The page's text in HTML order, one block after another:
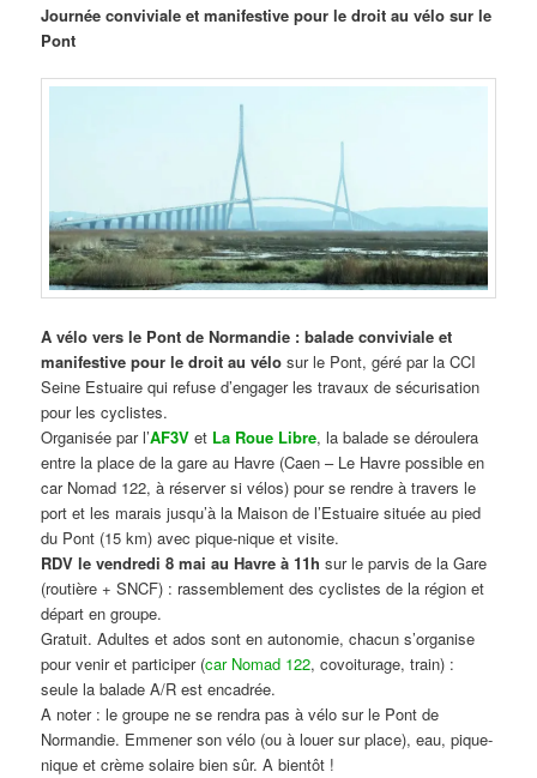
Journée conviviale et manifestive pour le droit au vélo sur le
Pont
A vélo vers le Pont de Normandie : balade conviviale et
manifestive pour le droit au vélo sur le Pont, géré par la CCI
Seine Estuaire qui refuse d’engager les travaux de sécurisation
pour les cyclistes.
Organisée par l’AF3V et La Roue Libre, la balade se déroulera
entre la place de la gare au Havre (Caen – Le Havre possible en
car Nomad 122, à réserver si vélos) pour se rendre à travers le
port et les marais jusqu’à la Maison de l’Estuaire située au pied
du Pont (15 km) avec pique-nique et visite.
RDV le vendredi 8 mai au Havre à 11h sur le parvis de la Gare
(routière + SNCF) : rassemblement des cyclistes de la région et
départ en groupe.
Gratuit. Adultes et ados sont en autonomie, chacun s’organise
pour venir et participer (car Nomad 122, covoiturage, train) :
seule la balade A/R est encadrée.
A noter : le groupe ne se rendra pas à vélo sur le Pont de
Normandie. Emmener son vélo (ou à louer sur place), eau, pique-
nique et crème solaire bien sûr. A bientôt !